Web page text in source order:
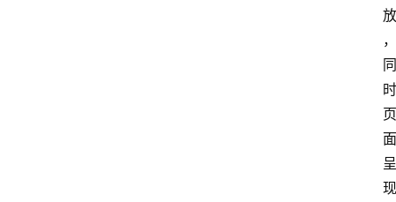
放
，
同
时
页
面
呈
现